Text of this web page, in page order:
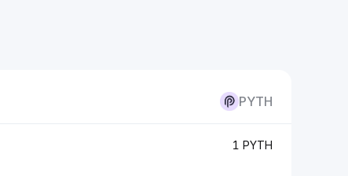
PYTH
1 PYTH